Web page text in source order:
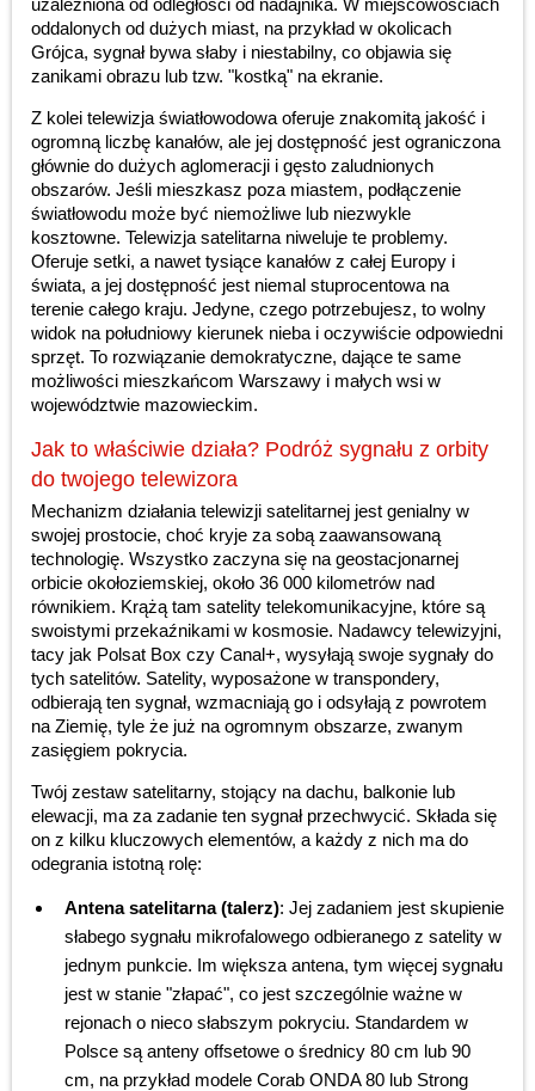
uzależniona od odległości od nadajnika. W miejscowościach
oddalonych od dużych miast, na przykład w okolicach
Grójca, sygnał bywa słaby i niestabilny, co objawia się
zanikami obrazu lub tzw. "kostką" na ekranie.
Z kolei telewizja światłowodowa oferuje znakomitą jakość i
ogromną liczbę kanałów, ale jej dostępność jest ograniczona
głównie do dużych aglomeracji i gęsto zaludnionych
obszarów. Jeśli mieszkasz poza miastem, podłączenie
światłowodu może być niemożliwe lub niezwykle
kosztowne. Telewizja satelitarna niweluje te problemy.
Oferuje setki, a nawet tysiące kanałów z całej Europy i
świata, a jej dostępność jest niemal stuprocentowa na
terenie całego kraju. Jedyne, czego potrzebujesz, to wolny
widok na południowy kierunek nieba i oczywiście odpowiedni
sprzęt. To rozwiązanie demokratyczne, dające te same
możliwości mieszkańcom Warszawy i małych wsi w
województwie mazowieckim.
Jak to właściwie działa? Podróż sygnału z orbity
do twojego telewizora
Mechanizm działania telewizji satelitarnej jest genialny w
swojej prostocie, choć kryje za sobą zaawansowaną
technologię. Wszystko zaczyna się na geostacjonarnej
orbicie okołoziemskiej, około 36 000 kilometrów nad
równikiem. Krążą tam satelity telekomunikacyjne, które są
swoistymi przekaźnikami w kosmosie. Nadawcy telewizyjni,
tacy jak Polsat Box czy Canal+, wysyłają swoje sygnały do
tych satelitów. Satelity, wyposażone w transpondery,
odbierają ten sygnał, wzmacniają go i odsyłają z powrotem
na Ziemię, tyle że już na ogromnym obszarze, zwanym
zasięgiem pokrycia.
Twój zestaw satelitarny, stojący na dachu, balkonie lub
elewacji, ma za zadanie ten sygnał przechwycić. Składa się
on z kilku kluczowych elementów, a każdy z nich ma do
odegrania istotną rolę:
Antena satelitarna (talerz): Jej zadaniem jest skupienie
słabego sygnału mikrofalowego odbieranego z satelity w
jednym punkcie. Im większa antena, tym więcej sygnału
jest w stanie "złapać", co jest szczególnie ważne w
rejonach o nieco słabszym pokryciu. Standardem w
Polsce są anteny offsetowe o średnicy 80 cm lub 90
cm, na przykład modele Corab ONDA 80 lub Strong